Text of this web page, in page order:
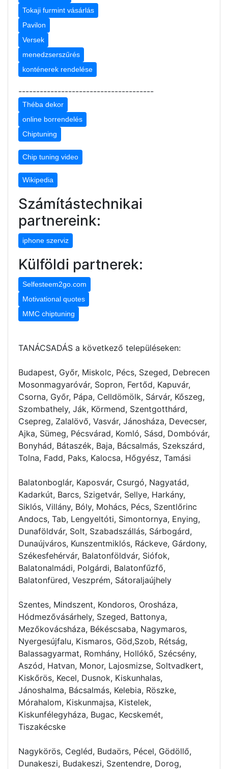
Tokaji furmint vásárlás
Pavilon
Versek
menedzserszűrés
konténerek rendelése
--------------------------------------
Théba dekor
online borrendelés
Chiptuning
Chip tuning video
Wikipedia
Számítástechnikai
partnereink:
iphone szerviz
Külföldi partnerek:
Selfesteem2go.com
Motivational quotes
MMC chiptuning
TANÁCSADÁS a következő településeken:
Budapest, Győr, Miskolc, Pécs, Szeged, Debrecen
Mosonmagyaróvár, Sopron, Fertőd, Kapuvár,
Csorna, Győr, Pápa, Celldömölk, Sárvár, Kőszeg,
Szombathely, Ják, Körmend, Szentgotthárd,
Csepreg, Zalalövő, Vasvár, Jánosháza, Devecser,
Ajka, Sümeg, Pécsvárad, Komló, Sásd, Dombóvár,
Bonyhád, Bátaszék, Baja, Bácsalmás, Szekszárd,
Tolna, Fadd, Paks, Kalocsa, Hőgyész, Tamási
Balatonboglár, Kaposvár, Csurgó, Nagyatád,
Kadarkút, Barcs, Szigetvár, Sellye, Harkány,
Siklós, Villány, Bóly, Mohács, Pécs, Szentlőrinc
Andocs, Tab, Lengyeltóti, Simontornya, Enying,
Dunaföldvár, Solt, Szabadszállás, Sárbogárd,
Dunaújváros, Kunszentmiklós, Ráckeve, Gárdony,
Székesfehérvár, Balatonföldvár, Siófok,
Balatonalmádi, Polgárdi, Balatonfűzfő,
Balatonfüred, Veszprém, Sátoraljaújhely
Szentes, Mindszent, Kondoros, Orosháza,
Hódmezővásárhely, Szeged, Battonya,
Mezőkovácsháza, Békéscsaba, Nagymaros,
Nyergesújfalu, Kismaros, Göd,Szob, Rétság,
Balassagyarmat, Romhány, Hollókő, Szécsény,
Aszód, Hatvan, Monor, Lajosmizse, Soltvadkert,
Kiskőrös, Kecel, Dusnok, Kiskunhalas,
Jánoshalma, Bácsalmás, Kelebia, Röszke,
Mórahalom, Kiskunmajsa, Kistelek,
Kiskunfélegyháza, Bugac, Kecskemét,
Tiszakécske
Nagykörös, Cegléd, Budaörs, Pécel, Gödöllő,
Dunakeszi, Budakeszi, Szentendre, Dorog,